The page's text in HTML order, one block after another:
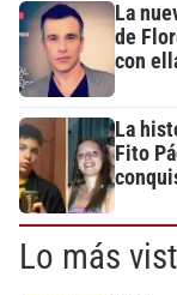
La
de
con
La
Fito
Lo más